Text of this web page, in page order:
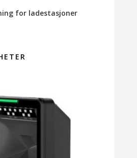
for ladestasjoner